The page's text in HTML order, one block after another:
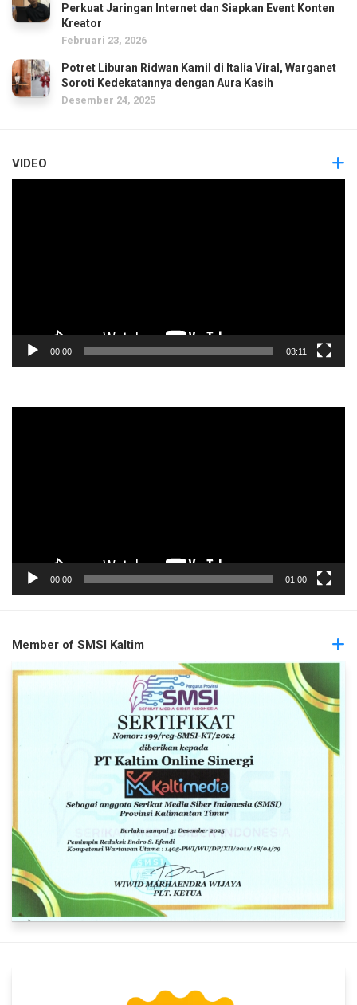
Perkuat Jaringan Internet dan Siapkan Event Konten
Kreator
Februari 23, 2026
Potret Liburan Ridwan Kamil di Italia Viral, Warganet
Soroti Kedekatannya dengan Aura Kasih
Desember 24, 2025
VIDEO
00:00 03:11
00:00 01:00
Member of SMSI Kaltim